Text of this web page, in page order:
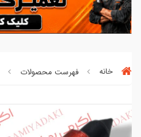
خانه فهرست محصولات